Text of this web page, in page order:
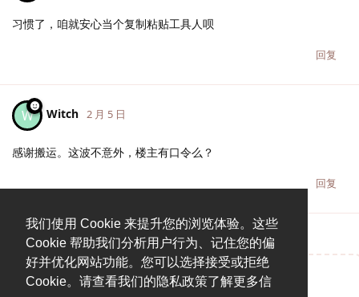
我们使用 Cookie 来提升您的浏览体验。这些
Cookie 帮助我们分析用户行为、记住您的偏
好并优化网站功能。您可以选择接受或拒绝
Cookie。请查看我们的隐私政策了解更多信
习惯了，咱就安心当个复制粘贴工具人呗
回复
W Witch 2 月 5 日
感谢搬运。这波不意外，楼主有口令么？
回复
说点什么吧...